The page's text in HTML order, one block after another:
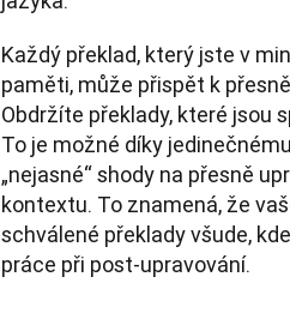
Každý překlad, který jste v
paměti, může přispět k
Obdržíte překlady, které jsou
To je možné díky
„nejasné“ shody na přesně
kontextu. To znamená, že
schválené překlady všude,
práce při post-upravování.